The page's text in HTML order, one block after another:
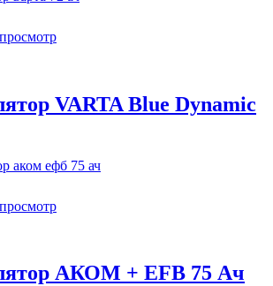
VARTA Blue Dynamic
АКОМ + EFB 75 Ач